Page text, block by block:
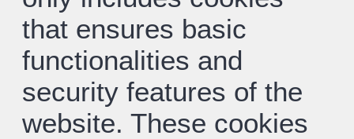
that ensures basic
functionalities and
security features of the
website. These cookies